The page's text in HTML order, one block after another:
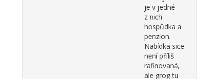
je v jedné
z nich
hospůdka a
penzion.
Nabídka sice
není příliš
rafinovaná,
ale grog tu